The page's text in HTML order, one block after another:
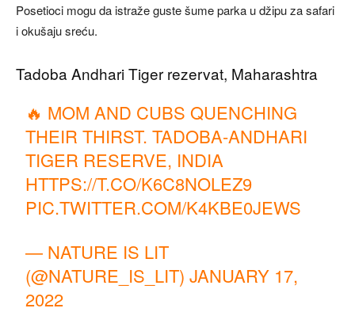
Posetioci mogu da istraže guste šume parka u džipu za safari
i okušaju sreću.
Tadoba Andhari Tiger rezervat, Maharashtra
🔥 MOM AND CUBS QUENCHING
THEIR THIRST. TADOBA-ANDHARI
TIGER RESERVE, INDIA
HTTPS://T.CO/K6C8NOLEZ9
PIC.TWITTER.COM/K4KBE0JEWS
— NATURE IS LIT
(@NATURE_IS_LIT)JANUARY 17,
2022